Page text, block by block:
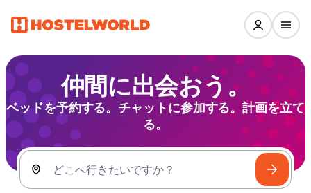
仲間に出会おう。
ベッドを予約する。チャットに参加する。計画を立て
る。
どこへ行きたいですか？